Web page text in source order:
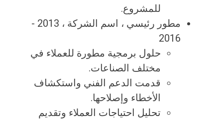
للمشروع.
مطور رئيسي ، اسم الشركة ، 2013 -
2016
حلول برمجية مطورة للعملاء في
مختلف الصناعات.
قدمت الدعم الفني واستكشاف
الأخطاء وإصلاحها.
تحليل احتياجات العملاء وتقديم